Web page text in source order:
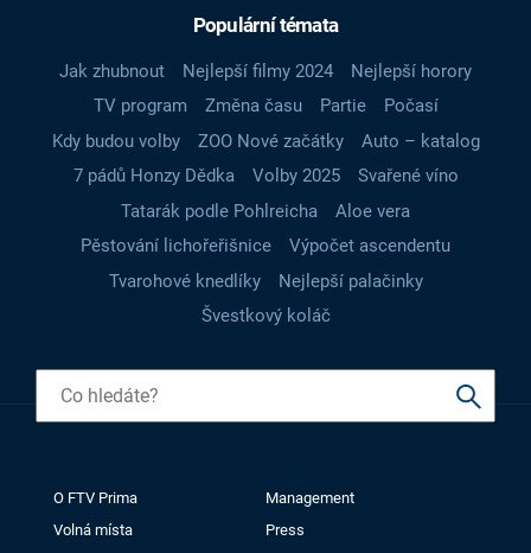
Populární témata
Jak zhubnout Nejlepší filmy 2024
Nejlepší horory
TV program
Změna času Partie
Počasí
Kdy budou volby
ZOO Nové začátky
Auto – katalog
7 pádů Honzy Dědka
Volby 2025
Svařené víno
Tatarák podle Pohlreicha
Aloe vera
Pěstování lichořeřišnice
Výpočet ascendentu
Tvarohové knedlíky
Nejlepší palačinky
Švestkový koláč
O FTV Prima
Management
Volná místa
Press